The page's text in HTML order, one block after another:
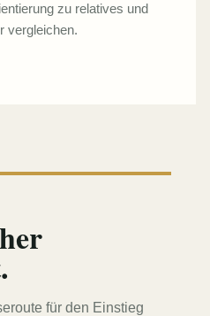
zu relatives und
vergleichen.
für den Einstieg